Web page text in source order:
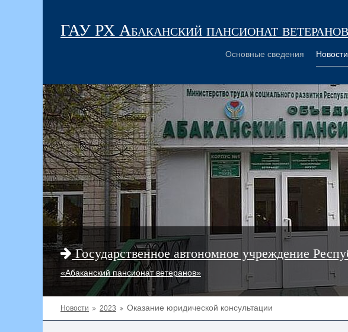
ГАУ РХ Абаканский пансионат ветеранов
Основные сведения Новости
Государственное автономное учреждение
«Абаканский пансионат ветеранов»
Новости 2023 Оказание юридической консультации